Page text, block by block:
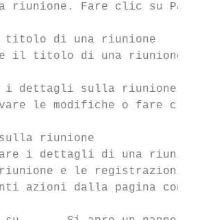
riunione. Fare clic su
titolo di una riunione
il titolo di una riunione
i dettagli sulla riunione.
le modifiche o fare clic
riunione
i dettagli di una
e le registrazioni
azioni dalla pagina